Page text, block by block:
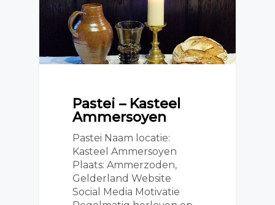
Pastei – Kasteel
Ammersoyen
Pastei Naam locatie:
Kasteel Ammersoyen
Plaats: Ammerzoden,
Gelderland Website
Social Media Motivatie